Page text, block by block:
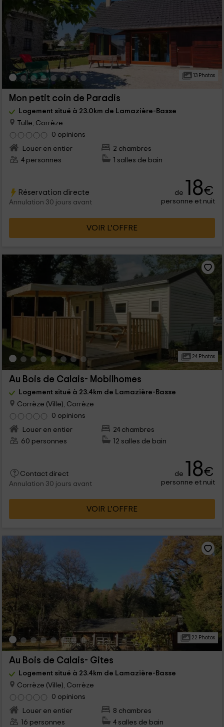
13 Photos
Mon petit coin de Paradis
Logement situé à 23.0km de Lamazière-Basse
Tulle, Corrèze
0 opinions
Louer en entier
2 chambres
4 personnes
1 salles de bain
Réservation directe
Annulation 30 jours avant
de 18€
personne et nuit
VOIR L’OFFRE
24 Photos
Au Bois de Calais- Mobilhomes
Logement situé à 23.4km de Lamazière-Basse
Corrèze (Ville), Corrèze
0 opinions
Louer en entier
24 chambres
60 personnes
12 salles de bain
Contact direct
Annulation 30 jours avant
de 18€
personne et nuit
VOIR L’OFFRE
22 Photos
Au Bois de Calais- Gites
Logement situé à 23.4km de Lamazière-Basse
Corrèze (Ville), Corrèze
0 opinions
Louer en entier
8 chambres
16 personnes
4 salles de bain